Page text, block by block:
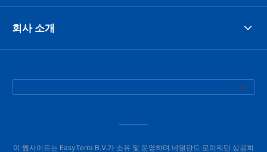
회사 소개
이 웹사이트는 EasyTerra B.V.가 소유 및 운영하며 네덜란드 로이워덴 상공회